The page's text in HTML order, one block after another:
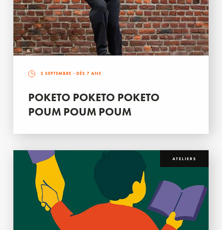
2 SEPTEMBRE - DÈS 7 ANS
POKETO POKETO POKETO
POUM POUM POUM
ATELIERS